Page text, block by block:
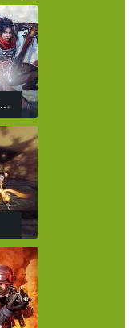
Perfect World International